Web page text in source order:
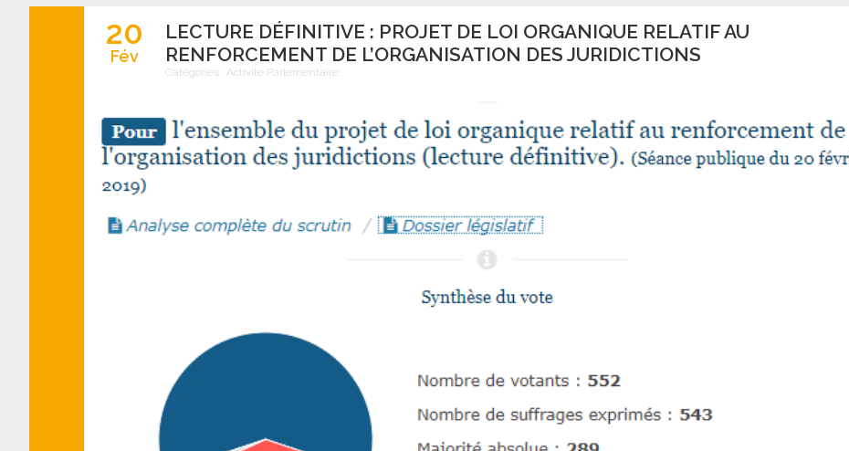
20
Fév
LECTURE DÉFINITIVE : PROJET DE LOI ORGANIQUE RELATIF AU
RENFORCEMENT DE L’ORGANISATION DES JURIDICTIONS
Catégories : Activité Parlementaire